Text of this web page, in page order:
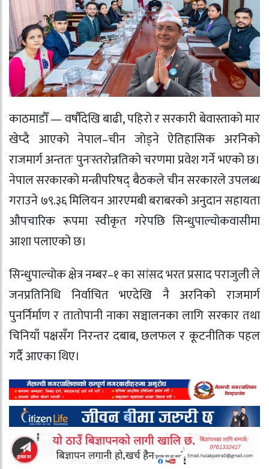
काठमाडौँ — वर्षौंदेखि बाढी, पहिरो र सरकारी बेवास्ताको मार
खेप्दै आएको नेपाल–चीन जोड्ने ऐतिहासिक अरनिको
राजमार्ग अन्ततः पुनःस्तरोन्नतिको चरणमा प्रवेश गर्ने भएको छ।
नेपाल सरकारको मन्त्रीपरिषद् बैठकले चीन सरकारले उपलब्ध
गराउने ७९.३६ मिलियन आरएमबी बराबरको अनुदान सहायता
औपचारिक रूपमा स्वीकृत गरेपछि सिन्धुपाल्चोकवासीमा
आशा पलाएको छ।
सिन्धुपाल्चोक क्षेत्र नम्बर–१ का सांसद भरत प्रसाद पराजुली ले
जनप्रतिनिधि निर्वाचित भएदेखि नै अरनिको राजमार्ग
पुनर्निर्माण र तातोपानी नाका सञ्चालनका लागि सरकार तथा
चिनियाँ पक्षसँग निरन्तर दबाब, छलफल र कूटनीतिक पहल
गर्दै आएका थिए।